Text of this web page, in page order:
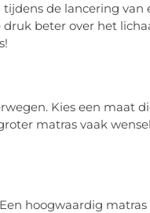
de lancering van
beter over het
Kies een maat
matras vaak
hoogwaardig